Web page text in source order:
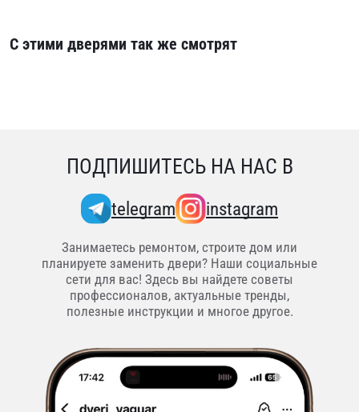
С этими дверями так же смотрят
ПОДПИШИТЕСЬ НА НАС В
telegram instagram
Занимаетесь ремонтом, строите дом или
планируете заменить двери? Наши социальные
сети для вас! Здесь вы найдете советы
профессионалов, актуальные тренды,
полезные инструкции и многое другое.